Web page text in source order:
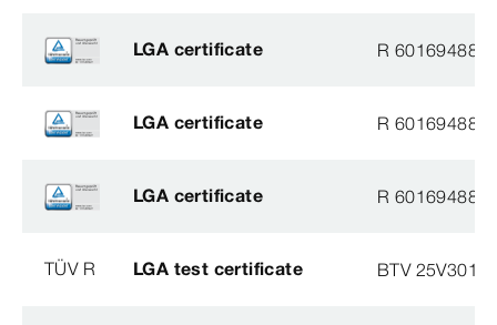
LGA certificate R 60169488
LGA certificate R 60169488
LGA certificate R 60169488
TÜV R LGA test certificate BTV